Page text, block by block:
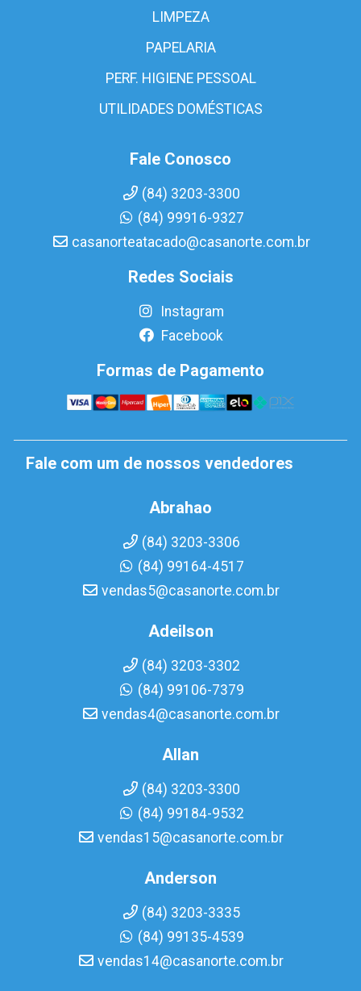
LIMPEZA
PAPELARIA
PERF. HIGIENE PESSOAL
UTILIDADES DOMÉSTICAS
Fale Conosco
(84) 3203-3300
(84) 99916-9327
casanorteatacado@casanorte.com.br
Redes Sociais
Instagram
Facebook
Formas de Pagamento
Fale com um de nossos vendedores
Abrahao
(84) 3203-3306
(84) 99164-4517
vendas5@casanorte.com.br
Adeilson
(84) 3203-3302
(84) 99106-7379
vendas4@casanorte.com.br
Allan
(84) 3203-3300
(84) 99184-9532
vendas15@casanorte.com.br
Anderson
(84) 3203-3335
(84) 99135-4539
vendas14@casanorte.com.br